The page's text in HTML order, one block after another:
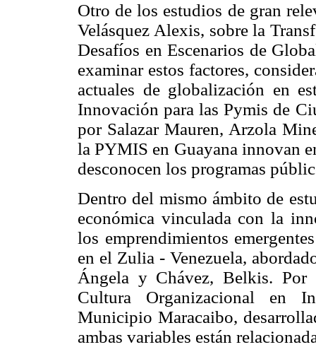
Otro de los estudios de gran
Velásquez Alexis, sobre la
Desafíos en Escenarios de
examinar estos factores,
actuales de globalización en
Innovación para las Pymis de
por Salazar Mauren, Arzola
la PYMIS en Guayana innovan
desconocen los programas
Dentro del mismo ámbito de
económica vinculada con la
los emprendimientos
en el Zulia - Venezuela,
Ángela y Chávez, Belkis.
Cultura Organizacional en
Municipio Maracaibo,
ambas variables están